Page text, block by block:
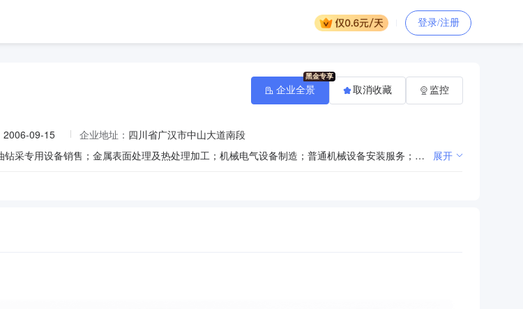
登录/注册
2006-09-15 企业地址： 四川省广汉市中山大道南段
一般项目：石油钻采专用设备制造；机械设备研发；石油钻采专用设备销售；金属表面处理及热处理加工；机械电气设备制造；普通机械设备安装服务；新能源原动设备销售；新能源原动设备制造；金属材料销售；金属材料制造；金属结构制造；金属结构销售；新型建筑材料制造（不含危险化学品）；光通信设备销售；光通信设备制造；物联网设备制造；物联网设备销售；水污染治理；水资源专用机械设备制造；环境保护专用设备制造；智能机器人的研发；建筑工程用机械制造；打捞服务；工程管理服务；工程技术服务（规划管理、勘察、设计、监理除外）；新兴能源技术研发；特种设备销售；储能技术服务；太阳能发电技术服务；风力发电技术服务；技术服务、技术开发、技术咨询、技术交流、技术转让、技术推广。（除依法须经批准的项目外，凭营业执照依法自主开展经营活动）许可项目：金属船舶制造；特种设备设计；特种设备制造；特种设备安装改造修理；输电、供电、受电电力设施的安装、维修和试验；道路危险货物运输；建设工程监理；建设工程设计；建设工程施工。（依法须经批准的项目，经相关部门批准后方可开展经营活动，具体经营项目以相关部门批准文件或许可证件为准） 展开
企业全景 取消收藏 监控